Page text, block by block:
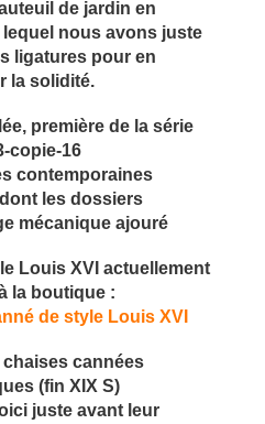
de jardin en
nous avons juste
ligatures pour en
la solidité.
première de la série
contemporaines
les dossiers
mécanique ajouré
Louis XVI actuellement
la boutique :
de style Louis XVI
cannées
(fin XIX S)
juste avant leur